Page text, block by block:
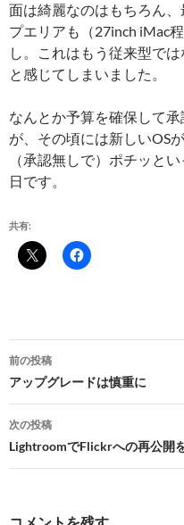
面は綺麗なのはもちろん
プエリアも（27inch iMac
し。これはもう従来型で
と感じてしまいました。
なんとか予算を確保して
が、その頃には新しいOS
（承認無しで）ポチッと
日です。
共有:
投
稿
ナ
ビ
ゲ
前の投稿
アップグレードは慎重に
次の投稿
LightroomでFlickrへの再公開